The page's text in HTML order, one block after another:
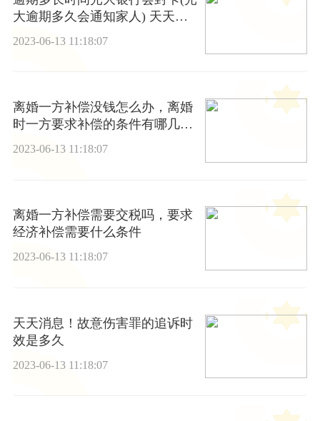
大逾期多久会通知家人) 天天快
2023-06-13 11:18:07
离婚一方补偿没钱怎么办，离婚
时一方要求补偿的条件有哪几种
环球快看点
2023-06-13 11:18:07
离婚一方补偿需要交税吗，要求
经济补偿需要什么条件
2023-06-13 11:18:07
天天消息！故意伤害罪的追诉时
效是多久
2023-06-13 11:18:07